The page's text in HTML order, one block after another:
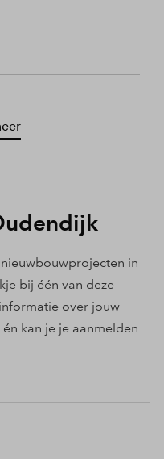
in
bij één van deze
over jouw
kan je je aanmelden